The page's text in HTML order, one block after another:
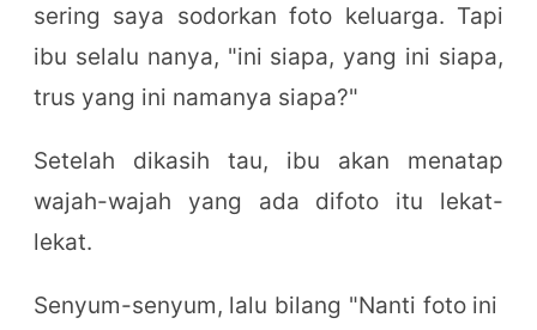
sering saya sodorkan foto keluarga. Tapi
ibu selalu nanya, "ini siapa, yang ini siapa,
trus yang ini namanya siapa?"
Setelah dikasih tau, ibu akan menatap
wajah-wajah yang ada difoto itu lekat-
lekat.
Senyum-senyum, lalu bilang "Nanti foto ini